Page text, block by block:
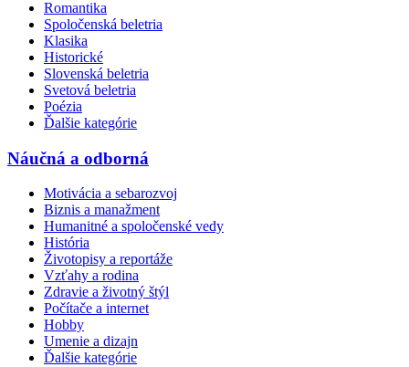
Romantika
Spoločenská beletria
Klasika
Historické
Slovenská beletria
Svetová beletria
Poézia
Ďalšie kategórie
Náučná a odborná
Motivácia a sebarozvoj
Biznis a manažment
Humanitné a spoločenské vedy
História
Životopisy a reportáže
Vzťahy a rodina
Zdravie a životný štýl
Počítače a internet
Hobby
Umenie a dizajn
Ďalšie kategórie